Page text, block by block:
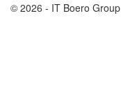
© 2026 - IT Boero Group